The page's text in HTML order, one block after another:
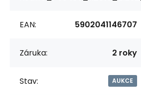
EAN: 5902041146707
Záruka: 2 roky
Stav: AUKCE